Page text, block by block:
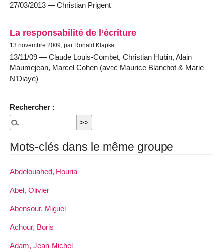
27/03/2013 — Christian Prigent
La responsabilité de l’écriture
13 novembre 2009, par Ronald Klapka
13/11/09 — Claude Louis-Combet, Christian Hubin, Alain
Maumejean, Marcel Cohen (avec Maurice Blanchot & Marie
N’Diaye)
Rechercher :
Mots-clés dans le même groupe
Abdelouahed, Houria
Abel, Olivier
Abensour, Miguel
Achour, Boris
Adam, Jean-Michel